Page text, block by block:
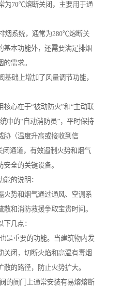
为70℃熔断关闭，主要用于通
烟系统，通常为280℃熔断关
基本功能外，还需要满足排烟
需求。
础上增加了风量调节功能，
核心在于“被动防火”和“主动联
中的“自动消防员”，平时保持
胁（温度升高或接收到信
闭通道，有效遏制火势和烟气
全的关键设备。
的说明：
火势和烟气通过通风、空调系
和消防救援争取宝贵时间。
几点：
是重要的功能。当建筑物内发
关闭，切断火焰和高温有毒烟
的路径，防止火势扩大。
的阀门上通常安装有易熔熔断